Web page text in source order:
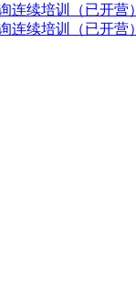
连续培训（已开营）
连续培训（已开营）